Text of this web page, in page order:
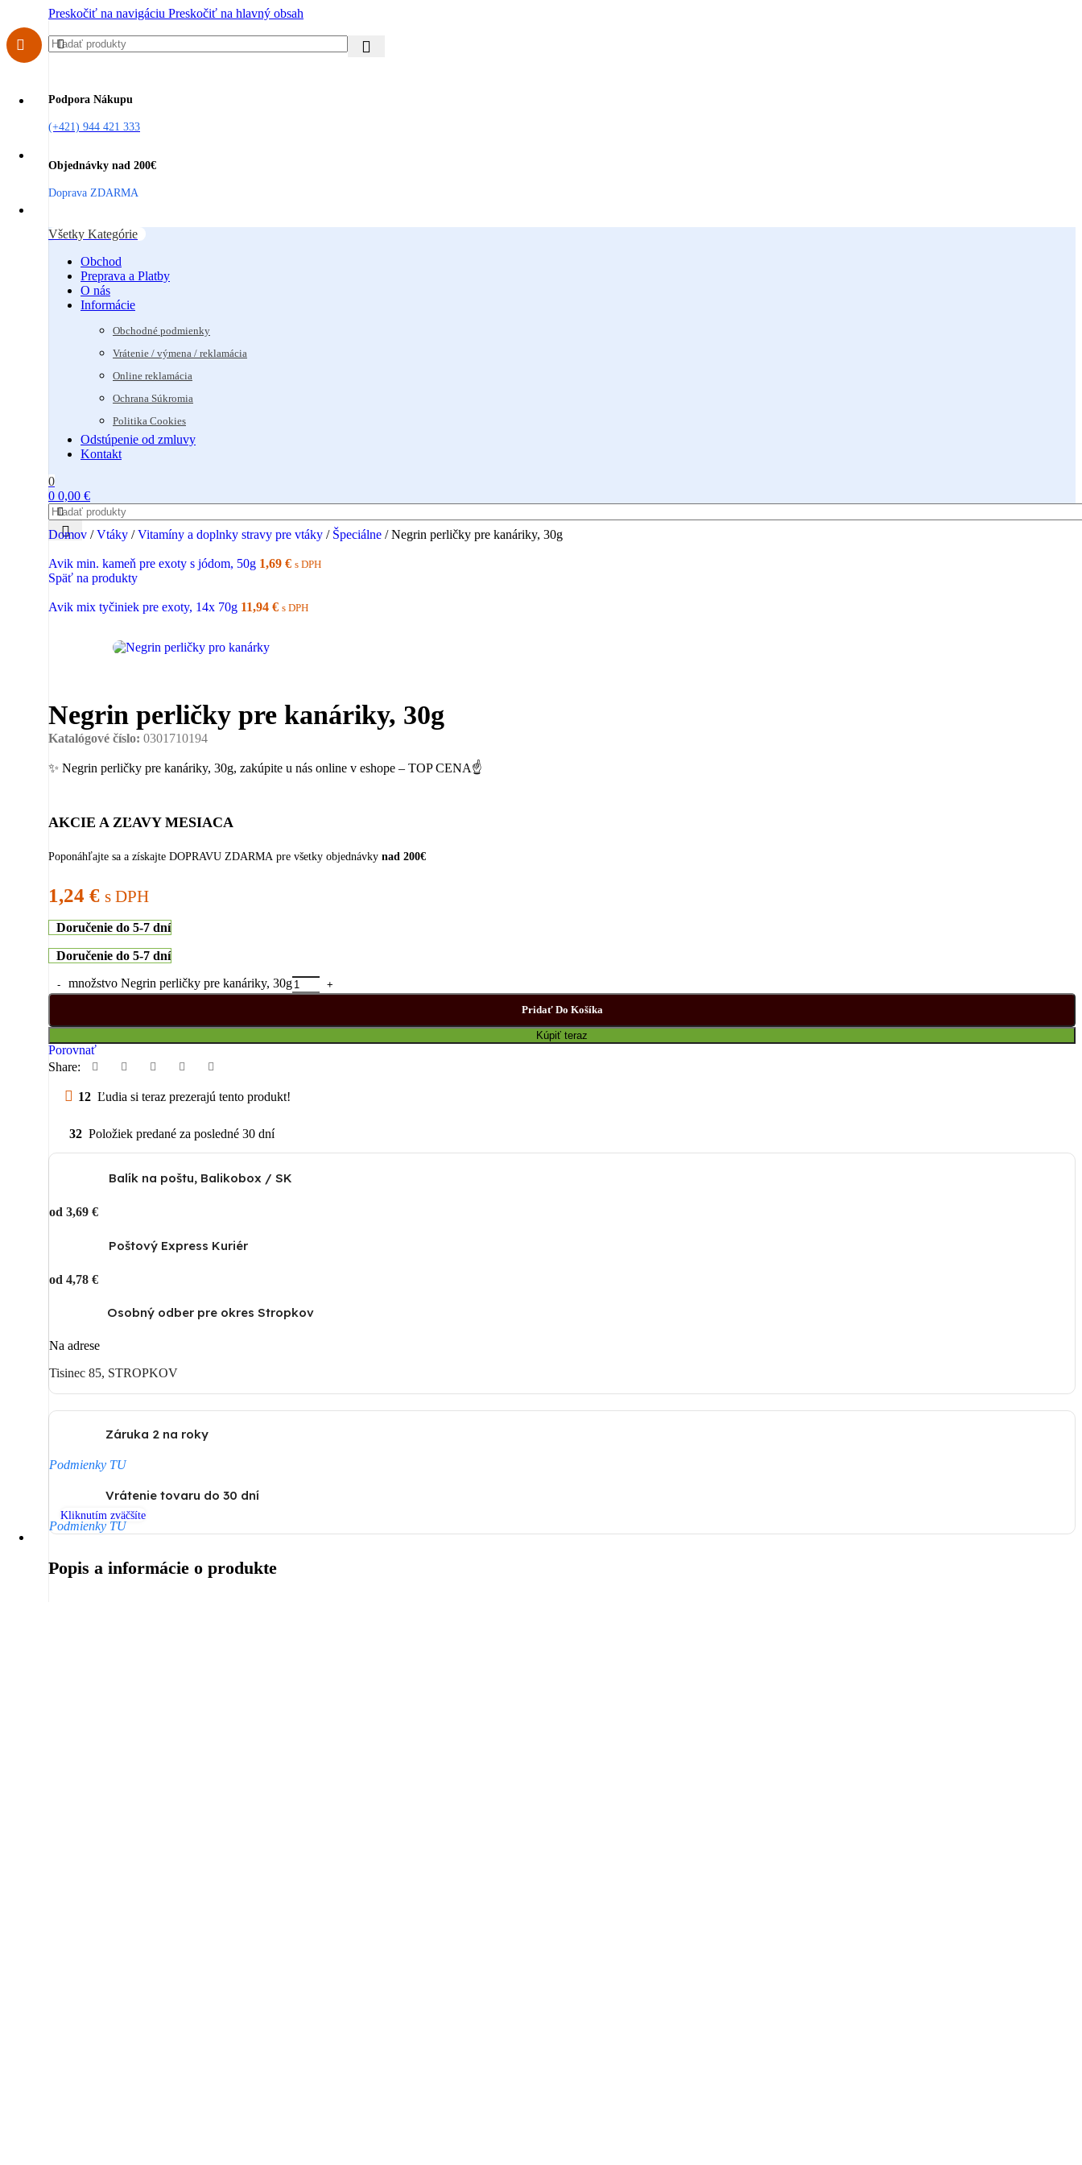
Preskočiť na navigáciu Preskočiť na hlavný obsah
Podpora Nákupu
(+421) 944 421 333
Objednávky nad 200€
Doprava ZDARMA
Všetky Kategórie
Obchod
Preprava a Platby
O nás
Informácie
Obchodné podmienky
Vrátenie / výmena / reklamácia
Online reklamácia
Ochrana Súkromia
Politika Cookies
Odstúpenie od zmluvy
Kontakt
0
0 0,00 €
Domov / Vtáky / Vitamíny a doplnky stravy pre vtáky / Špeciálne / Negrin perličky pre kanáriky, 30g
Avik min. kameň pre exoty s jódom, 50g 1,69 € s DPH
Späť na produkty
Avik mix tyčiniek pre exoty, 14x 70g 11,94 € s DPH
Kliknutím zväčšíte
Negrin perličky pre kanáriky, 30g
Katalógové číslo: 0301710194
✨ Negrin perličky pre kanáriky, 30g, zakúpite u nás online v eshope – TOP CENA☝
AKCIE A ZĽAVY MESIACA
Poponáhľajte sa a získajte DOPRAVU ZDARMA pre všetky objednávky nad 200€
1,24 € s DPH
Doručenie do 5-7 dní
Doručenie do 5-7 dní
množstvo Negrin perličky pre kanáriky, 30g
Pridať Do Košíka
Kúpiť teraz
Porovnať
Share:
12 Ľudia si teraz prezerajú tento produkt!
32 Položiek predané za posledné 30 dní
Balík na poštu, Balikobox / SK
od 3,69 €
Poštový Express Kuriér
od 4,78 €
Osobný odber pre okres Stropkov
Na adrese
Tisinec 85, STROPKOV
Záruka 2 na roky
Podmienky TU
Vrátenie tovaru do 30 dní
Podmienky TU
Popis a informácie o produkte